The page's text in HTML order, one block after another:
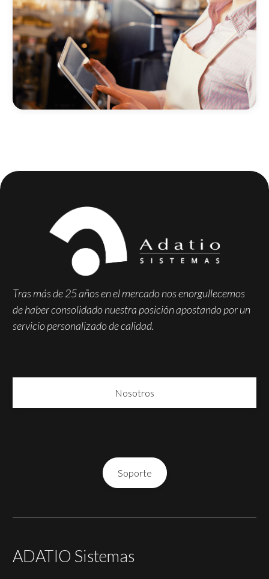
Tras más de 25 años en el mercado nos enorgullecemos
de haber consolidado nuestra posición apostando por un
servicio personalizado de calidad.
Nosotros
Soporte
ADATIO Sistemas